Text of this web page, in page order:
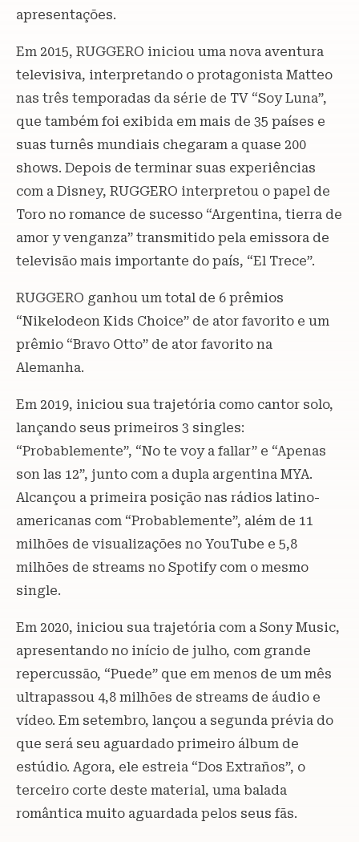
apresentações.
Em 2015, RUGGERO iniciou uma nova aventura
televisiva, interpretando o protagonista Matteo
nas três temporadas da série de TV “Soy Luna”,
que também foi exibida em mais de 35 países e
suas turnês mundiais chegaram a quase 200
shows. Depois de terminar suas experiências
com a Disney, RUGGERO interpretou o papel de
Toro no romance de sucesso “Argentina, tierra de
amor y venganza” transmitido pela emissora de
televisão mais importante do país, “El Trece”.
RUGGERO ganhou um total de 6 prêmios
“Nikelodeon Kids Choice” de ator favorito e um
prêmio “Bravo Otto” de ator favorito na
Alemanha.
Em 2019, iniciou sua trajetória como cantor solo,
lançando seus primeiros 3 singles:
“Probablemente”, “No te voy a fallar” e “Apenas
son las 12”, junto com a dupla argentina MYA.
Alcançou a primeira posição nas rádios latino-
americanas com “Probablemente”, além de 11
milhões de visualizações no YouTube e 5,8
milhões de streams no Spotify com o mesmo
single.
Em 2020, iniciou sua trajetória com a Sony Music,
apresentando no início de julho, com grande
repercussão, “Puede” que em menos de um mês
ultrapassou 4,8 milhões de streams de áudio e
vídeo. Em setembro, lançou a segunda prévia do
que será seu aguardado primeiro álbum de
estúdio. Agora, ele estreia “Dos Extraños”, o
terceiro corte deste material, uma balada
romântica muito aguardada pelos seus fãs.